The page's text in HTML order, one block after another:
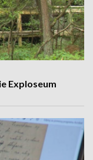
Exploseum